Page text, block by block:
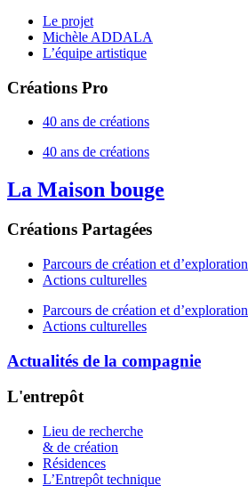
Le projet
Michèle ADDALA
L’équipe artistique
Créations Pro
40 ans de créations
40 ans de créations
La Maison bouge
Créations Partagées
Parcours de création et d’exploration
Actions culturelles
Parcours de création et d’exploration
Actions culturelles
Actualités de la compagnie
L'entrepôt
Lieu de recherche
& de création
Résidences
L’Entrepôt technique